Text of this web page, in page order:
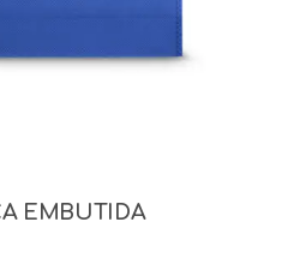
EMBUTIDA